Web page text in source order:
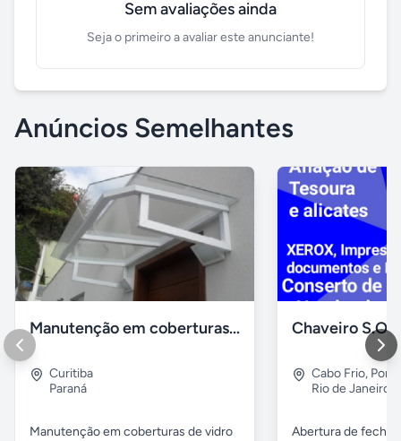
Sem avaliações ainda
Seja o primeiro a avaliar este anunciante!
Anúncios Semelhantes
Manutenção em coberturas de vidro e policarbonato
Curitiba
Paraná
Manutenção em coberturas de vidro
Cabo Frio,
Rio de Janeiro
Abertura de